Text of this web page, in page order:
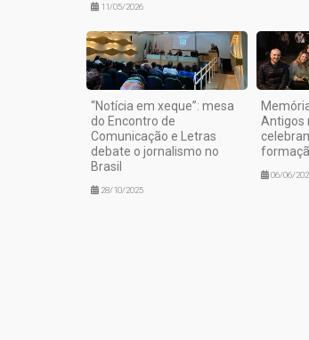
11/05/2026
“Notícia em xeque”: mesa
do Encontro de
Comunicação e Letras
debate o jornalismo no
Brasil
28/10/2025
Antigos
06/06/